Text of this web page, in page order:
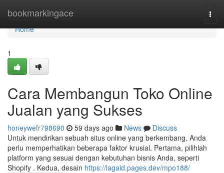
bookmarkingace
Home
Home
1
Cara Membangun Toko Online
Jualan yang Sukses
honeywefr798690 59 days ago News
Discuss
Untuk mendirikan sebuah situs online yang berkembang, Anda
perlu memperhatikan beberapa faktor krusial. Pertama, pilihlah
platform yang sesuai dengan kebutuhan bisnis Anda, seperti
Shopify . Kedua, desain https://lagaid.pages.dev/mpo188/